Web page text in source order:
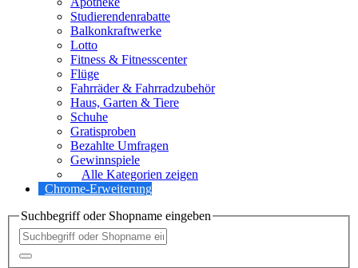
Studierendenrabatte
Balkonkraftwerke
Lotto
Fitness & Fitnesscenter
Flüge
Fahrräder & Fahrradzubehör
Haus, Garten & Tiere
Schuhe
Gratisproben
Bezahlte Umfragen
Gewinnspiele
Alle Kategorien zeigen
Chrome-Erweiterung
Suchbegriff oder Shopname eingeben